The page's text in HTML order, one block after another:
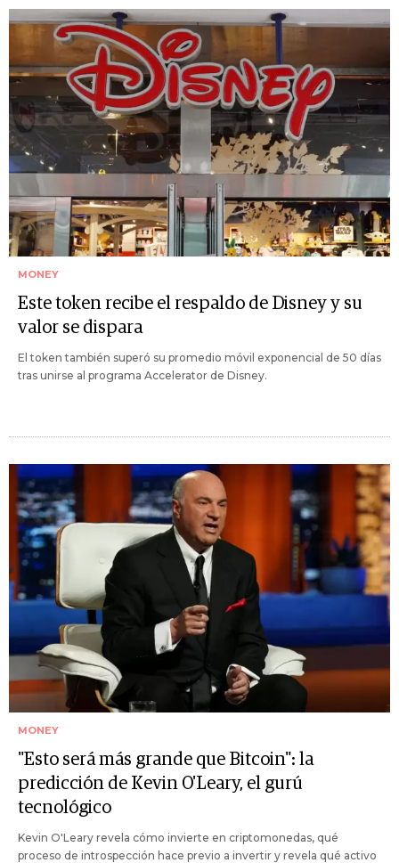
MONEY
Este token recibe el respaldo de Disney y su
valor se dispara
El token también superó su promedio móvil exponencial de 50 días
tras unirse al programa Accelerator de Disney.
MONEY
"Esto será más grande que Bitcoin": la
predicción de Kevin O'Leary, el gurú
tecnológico
Kevin O'Leary revela cómo invierte en criptomonedas, qué
proceso de introspección hace previo a invertir y revela qué activo